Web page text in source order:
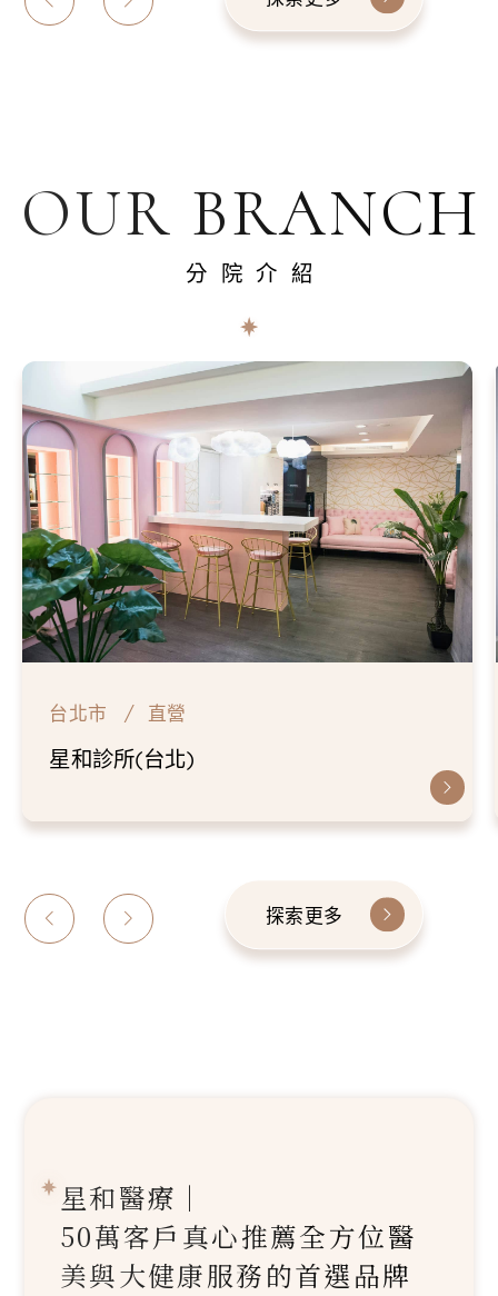
OUR BRANCH
分院介紹
台北市 直營
星和診所(台北)
探索更多
星和醫療｜
50萬客戶真心推薦全方位醫
美與大健康服務的首選品牌